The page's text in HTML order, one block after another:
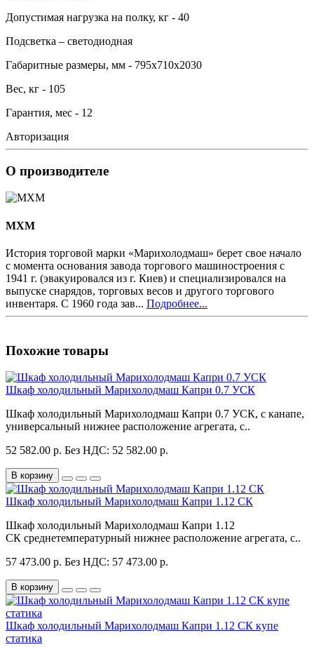
Допустимая нагрузка на полку, кг - 40
Подсветка – светодиодная
Габаритные размеры, мм - 795х710х2030
Вес, кг - 105
Гарантия, мес - 12
Авторизация
О производителе
MXM
История торговой марки «Марихолодмаш» берет свое начало
с момента основания завода торгового машиностроения с
1941 г. (эвакуировался из г. Киев) и специализировался на
выпуске снарядов, торговых весов и другого торгового
инвентаря. С 1960 года зав... Подробнее...
Похожие товары
Шкаф холодильный Марихолодмаш Капри 0.7 УСК
Шкаф холодильный Марихолодмаш Капри 0.7 УСК, с канапе,
универсальный нижнее расположение агрегата, с..
52 582.00 р. Без НДС: 52 582.00 р.
В корзину
Шкаф холодильный Марихолодмаш Капри 1.12 СК
Шкаф холодильный Марихолодмаш Капри 1.12
СК среднетемпературный нижнее расположение агрегата, с..
57 473.00 р. Без НДС: 57 473.00 р.
В корзину
Шкаф холодильный Марихолодмаш Капри 1.12 СК купе
статика